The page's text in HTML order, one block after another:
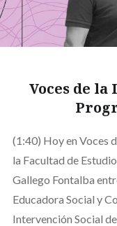
Voces de
(1:40) Hoy en Voces
la Facultad de
Gallego Fontalba
Educadora Social y
Intervención Social